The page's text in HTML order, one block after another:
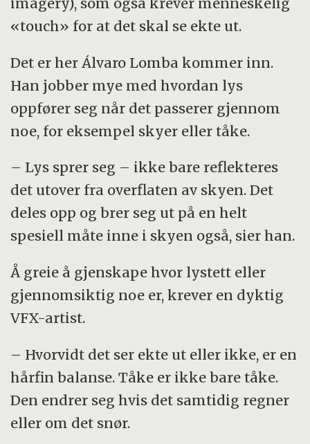
«touch» for at det skal se ekte ut.
Det er her Álvaro Lomba kommer inn.
Han jobber mye med hvordan lys
oppfører seg når det passerer gjennom
noe, for eksempel skyer eller tåke.
– Lys sprer seg – ikke bare reflekteres
det utover fra overflaten av skyen. Det
deles opp og brer seg ut på en helt
spesiell måte inne i skyen også, sier han.
Å greie å gjenskape hvor lystett eller
gjennomsiktig noe er, krever en dyktig
VFX-artist.
– Hvorvidt det ser ekte ut eller ikke, er en
hårfin balanse. Tåke er ikke bare tåke.
Den endrer seg hvis det samtidig regner
eller om det snør.